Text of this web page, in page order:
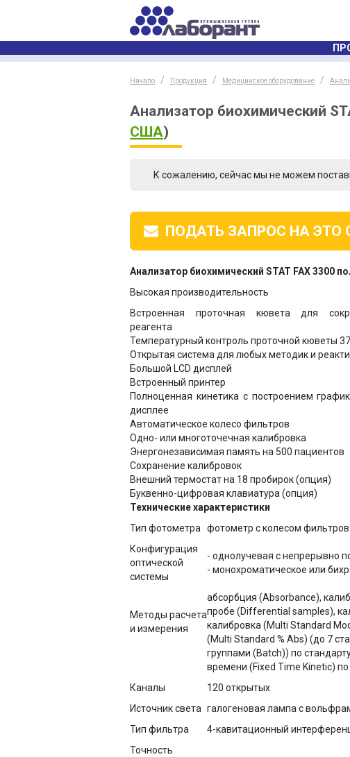
Начало Продукция Медицинское оборудование
Анализатор биохимический
США)
К сожалению, сейчас мы не можем
ПОДАТЬ ЗАПРОС НА ЭТО
Анализатор биохимический STAT FAX 3300
Высокая производительность
Встроенная проточная кювета для
реагента
Температурный контроль проточной кюветы
Открытая система для любых методик и
Большой LCD дисплей
Встроенный принтер
Полноценная кинетика с построением
дисплее
Автоматическое колесо фильтров
Одно- или многоточечная калибровка
Энергонезависимая память на 500 пациентов
Сохранение калибровок
Внешний термостат на 18 пробирок (опция)
Буквенно-цифровая клавиатура (опция)
Технические характеристики
Тип фотометра
фотометр с колесом фильтров
Конфигурация
оптической
системы
- однолучевая с непрерывно
- монохроматическое или
Методы расчета
и измерения
абсорбция (Absorbance),
пробе (Differential samples),
калибровка (Multi Standard
(Multi Standard % Abs) (до 7
группами (Batch)) по
времени (Fixed Time Kinetic)
Каналы
120 открытых
Источник света галогеновая лампа с
Тип фильтра
4-кавитационный
Точность